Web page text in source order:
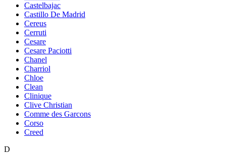
Castelbajac
Castillo De Madrid
Cereus
Cerruti
Cesare
Cesare Paciotti
Chanel
Charriol
Chloe
Clean
Clinique
Clive Christian
Comme des Garcons
Corso
Creed
D